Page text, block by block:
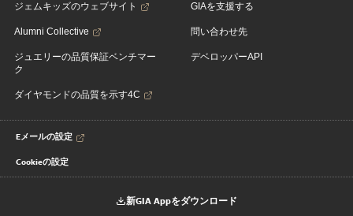
ジェムキッズのウェブサイト
Alumni Collective
ジュエリーの品質保証ベンチマー
ク
ダイヤモンドの品質を示す4C
GIAを支援する
問い合わせ先
デベロッパーAPI
Eメールの設定
Cookieの設定
新GIA Appをダウンロード